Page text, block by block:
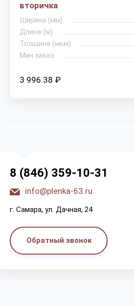
вторичка
Ширина (мм)
Длина (м)
Толщина (мкм)
Мин.заказ
3 996.38 ₽
8 (846) 359-10-31
info@plenka-63.ru
г. Самара, ул. Дачная, 24
Обратный звонок